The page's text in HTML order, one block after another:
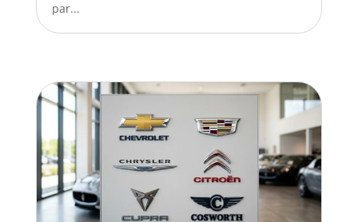
par...